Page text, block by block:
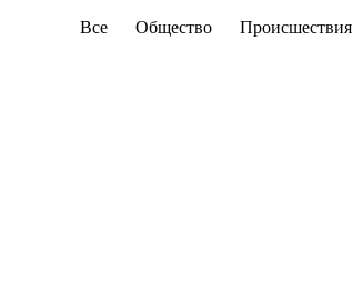
Все Общество Происшествия